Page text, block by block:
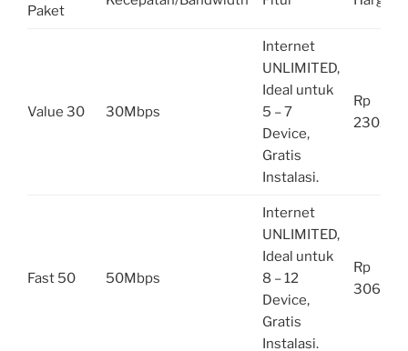
Paket
Value 30 30Mbps
Internet
UNLIMITED,
Ideal untuk
5 – 7
Device,
Gratis
Instalasi.
Rp
Fast 50 50Mbps
Internet
UNLIMITED,
Ideal untuk
8 – 12
Device,
Gratis
Instalasi.
Rp